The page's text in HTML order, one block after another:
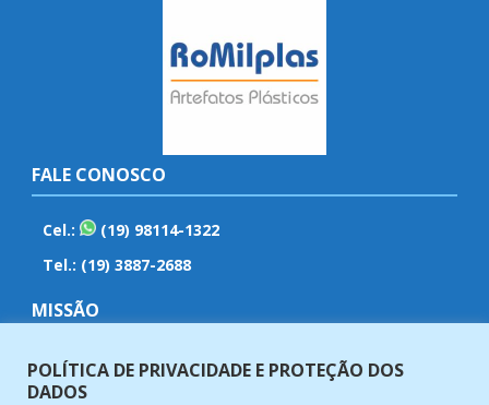
FALE CONOSCO
Cel.:
(19) 98114-1322
Tel.: (19) 3887-2688
MISSÃO
Fabricar e vender artefatos plásticos com qualidade,
eficiência, ética e responsabilidade em nossos produtos e
POLÍTICA DE PRIVACIDADE E PROTEÇÃO DOS
DADOS